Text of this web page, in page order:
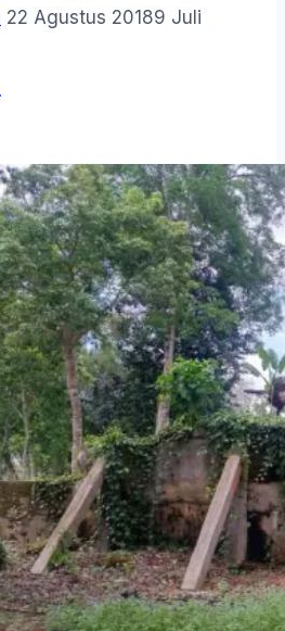
22 Agustus 20189 Juli